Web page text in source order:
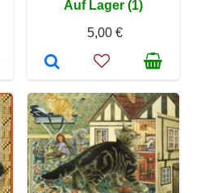
Auf Lager (1)
5,00 €